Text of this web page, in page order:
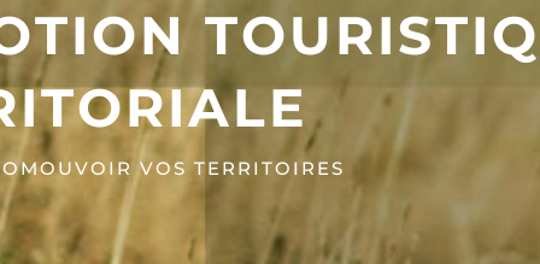
VOS TERRITOIRES